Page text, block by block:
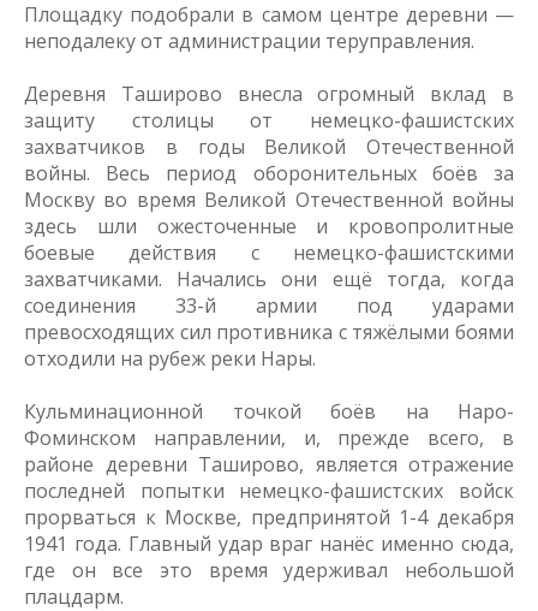
Площадку подобрали в самом центре деревни —
неподалеку от администрации теруправления.
Деревня Таширово внесла огромный вклад в
защиту столицы от немецко-фашистских
захватчиков в годы Великой Отечественной
войны. Весь период оборонительных боёв за
Москву во время Великой Отечественной войны
здесь шли ожесточенные и кровопролитные
боевые действия с немецко-фашистскими
захватчиками. Начались они ещё тогда, когда
соединения 33-й армии под ударами
превосходящих сил противника с тяжёлыми боями
отходили на рубеж реки Нары.
Кульминационной точкой боёв на Наро-
Фоминском направлении, и, прежде всего, в
районе деревни Таширово, является отражение
последней попытки немецко-фашистских войск
прорваться к Москве, предпринятой 1-4 декабря
1941 года. Главный удар враг нанёс именно сюда,
где он все это время удерживал небольшой
плацдарм.